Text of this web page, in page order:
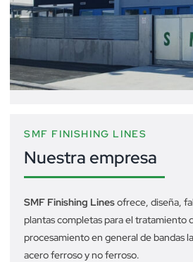
SMF FINISHING LINES
Nuestra empresa
SMF Finishing Linesofrece, diseña,
plantas completas para el tratamiento
procesamiento en general de bandas
acero ferroso y no ferroso.